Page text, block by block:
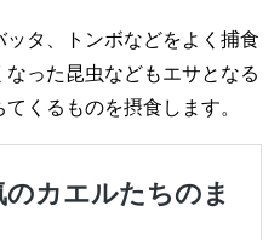
タ、トンボなどをよく捕食
った昆虫などもエサとなる
くるものを摂食します。